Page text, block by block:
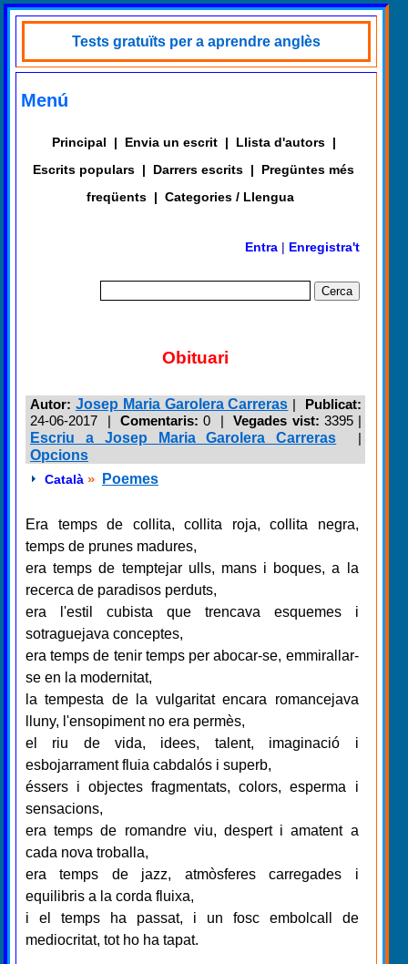
Tests gratuïts per a aprendre anglès
Menú
Principal | Envia un escrit | Llista d'autors |
Escrits populars | Darrers escrits |
Pregüntes més
freqüents | Categories / Llengua
Entra | Enregistra't
Obituari
Autor: Josep Maria Garolera Carreras | Publicat:
24-06-2017 | Comentaris: 0 |Vegades vist: 3395 |
Escriu a Josep Maria Garolera Carreras |
Opcions
Català » Poemes
Era temps de collita, collita roja, collita negra,
temps de prunes madures,
era temps de temptejar ulls, mans i boques, a la
recerca de paradisos perduts,
era l'estil cubista que trencava esquemes i
sotraguejava conceptes,
era temps de tenir temps per abocar-se, emmirallar-
se en la modernitat,
la tempesta de la vulgaritat encara romancejava
lluny, l'ensopiment no era permès,
el riu de vida, idees, talent, imaginació i
esbojarrament fluia cabdalós i superb,
éssers i objectes fragmentats, colors, esperma i
sensacions,
era temps de romandre viu, despert i amatent a
cada nova troballa,
era temps de jazz, atmòsferes carregades i
equilibris a la corda fluixa,
i el temps ha passat, i un fosc embolcall de
mediocritat, tot ho ha tapat.